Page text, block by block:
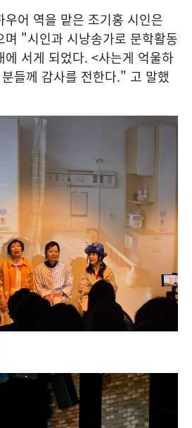
어 역을 맡은 조기홍 시인은
며 "시인과 시낭송가로 문학활동
서게 되었다. <사는게 억울하
들께 감사를 전한다." 고 말했